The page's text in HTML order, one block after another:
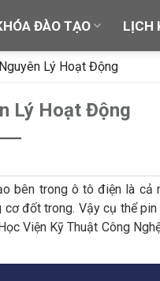
ĐÀO TẠO LỊCH
Lý Hoạt Động
Lý Hoạt Động
bên trong ô tô điện là cả
đốt trong. Vậy cụ thể pin
Viện Kỹ Thuật Công